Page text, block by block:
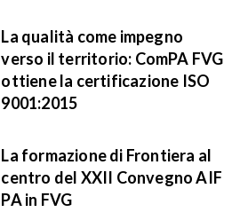
La qualità come impegno
verso il territorio: ComPA FVG
ottiene la certificazione ISO
9001:2015
La formazione di Frontiera al
centro del XXII Convegno AIF
PA in FVG